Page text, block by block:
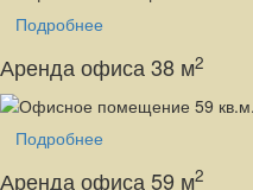
Подробнее
Аренда офиса 38 м2
Подробнее
Аренда офиса 59 м2